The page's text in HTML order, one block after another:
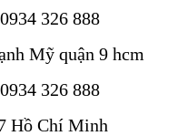
326 888
Mỹ quận 9 hcm
326 888
Hồ Chí Minh